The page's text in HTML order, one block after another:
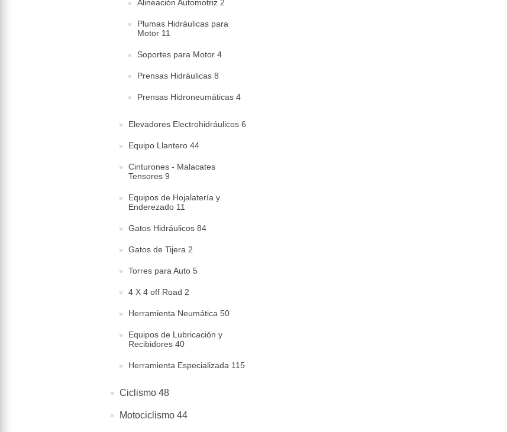
Alineación Automotriz 2
Plumas Hidráulicas para
Motor 11
Soportes para Motor 4
Prensas Hidráulicas 8
Prensas Hidroneumáticas 4
Elevadores Electrohidráulicos 6
Equipo Llantero 44
Cinturones - Malacates
Tensores 9
Equipos de Hojalatería y
Enderezado 11
Gatos Hidráulicos 84
Gatos de Tijera 2
Torres para Auto 5
4 X 4 off Road 2
Herramienta Neumática 50
Equipos de Lubricación y
Recibidores 40
Herramienta Especializada 115
Ciclismo 48
Motociclismo 44